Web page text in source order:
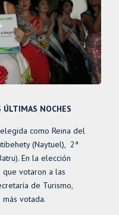
ÚLTIMAS NOCHES
como Reina del
(Naytuel), 2ª
En la elección
que votaron a las
de Turismo,
votada.